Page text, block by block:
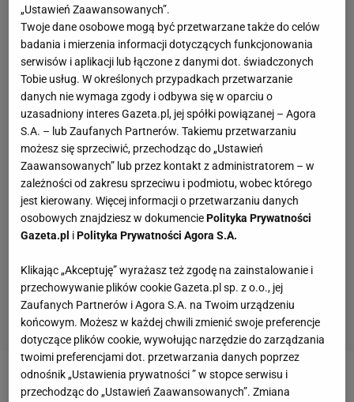
Zobacz wideo Sport.pl PLUS
„Ustawień Zaawansowanych”.
Twoje dane osobowe mogą być przetwarzane także do celów
badania i mierzenia informacji dotyczących funkcjonowania
serwisów i aplikacji lub łączone z danymi dot. świadczonych
Tobie usług. W określonych przypadkach przetwarzanie
danych nie wymaga zgody i odbywa się w oparciu o
uzasadniony interes Gazeta.pl, jej spółki powiązanej – Agora
S.A. – lub Zaufanych Partnerów. Takiemu przetwarzaniu
możesz się sprzeciwić, przechodząc do „Ustawień
Zaawansowanych” lub przez kontakt z administratorem – w
zależności od zakresu sprzeciwu i podmiotu, wobec którego
jest kierowany. Więcej informacji o przetwarzaniu danych
osobowych znajdziesz w dokumenciePolityka Prywatności
Gazeta.pl iPolityka Prywatności Agora S.A.
Klikając „Akceptuję” wyrażasz też zgodę na zainstalowanie i
przechowywanie plików cookie Gazeta.pl sp. z o.o., jej
Zaufanych Partnerów i Agora S.A. na Twoim urządzeniu
końcowym. Możesz w każdej chwili zmienić swoje preferencje
dotyczące plików cookie, wywołując narzędzie do zarządzania
twoimi preferencjami dot. przetwarzania danych poprzez
odnośnik „Ustawienia prywatności ” w stopce serwisu i
przechodząc do „Ustawień Zaawansowanych”. Zmiana